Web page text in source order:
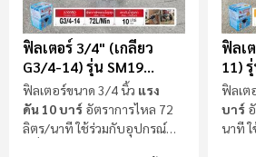
ฟิลเตอร์ 3/4" (เกลียว
G3/4-14) รุ่น SM19
SUMO
ฟิลเตอร์ขนาด 3/4 นิ้ว แรง
ดัน 10 บาร์ อัตราการไหล 72
ลิตร/นาที ใช้ร่วมกับอุปกรณ์
ฟิลเ
11)
ฟิลเต
บาร์
นาที